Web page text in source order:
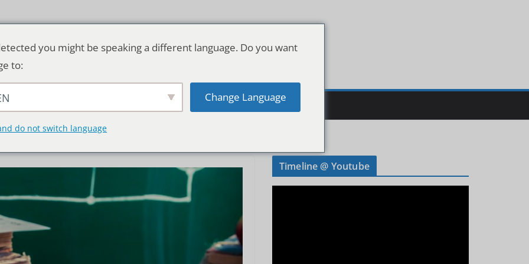
& WELT
Timeline @ Youtube
you might be speaking a different language. Do you want
to:
Change Language
do not switch language